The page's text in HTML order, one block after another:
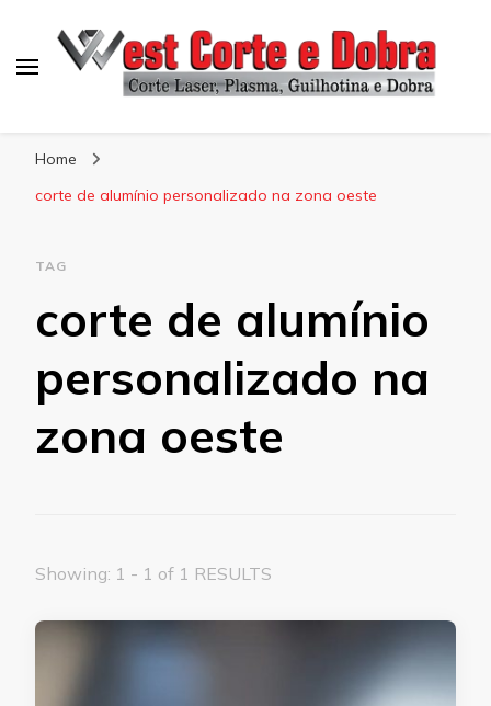
Home
corte de alumínio personalizado na zona oeste
TAG
corte de alumínio
personalizado na
zona oeste
Showing: 1 - 1 of 1 RESULTS